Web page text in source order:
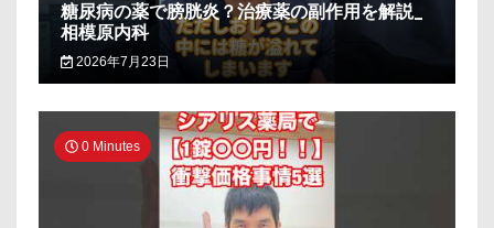
糖尿病の薬で膀胱炎？治療薬の副作用を解説_
相模原内科
2026年7月23日
0 Minutes